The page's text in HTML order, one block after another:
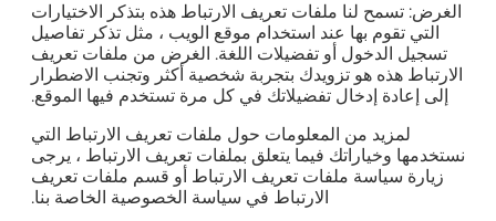
الغرض: تسمح لنا ملفات تعريف الارتباط هذه بتذكر الاختيارات
التي تقوم بها عند استخدام موقع الويب ، مثل تذكر تفاصيل
تسجيل الدخول أو تفضيلات اللغة. الغرض من ملفات تعريف
الارتباط هذه هو تزويدك بتجربة شخصية أكثر وتجنب الاضطرار
إلى إعادة إدخال تفضيلاتك في كل مرة تستخدم فيها الموقع.
لمزيد من المعلومات حول ملفات تعريف الارتباط التي
نستخدمها وخياراتك فيما يتعلق بملفات تعريف الارتباط ، يرجى
زيارة سياسة ملفات تعريف الارتباط أو قسم ملفات تعريف
الارتباط في سياسة الخصوصية الخاصة بنا.